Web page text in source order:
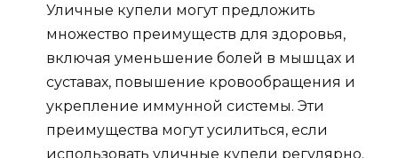
Уличные купели могут предложить
множество преимуществ для здоровья,
включая уменьшение болей в мышцах и
суставах, повышение кровообращения и
укрепление иммунной системы. Эти
преимущества могут усилиться, если
использовать уличные купели регулярно.